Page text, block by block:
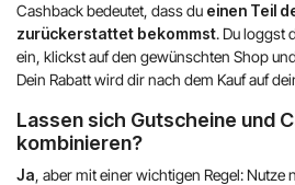
Cashback bedeutet, dass du einen Teil
zurückerstattet bekommst. Du loggst
ein, klickst auf den gewünschten Shop
Dein Rabatt wird dir nach dem Kauf auf
Lassen sich Gutscheine und
kombinieren?
Ja, aber mit einer wichtigen Regel: Nutze